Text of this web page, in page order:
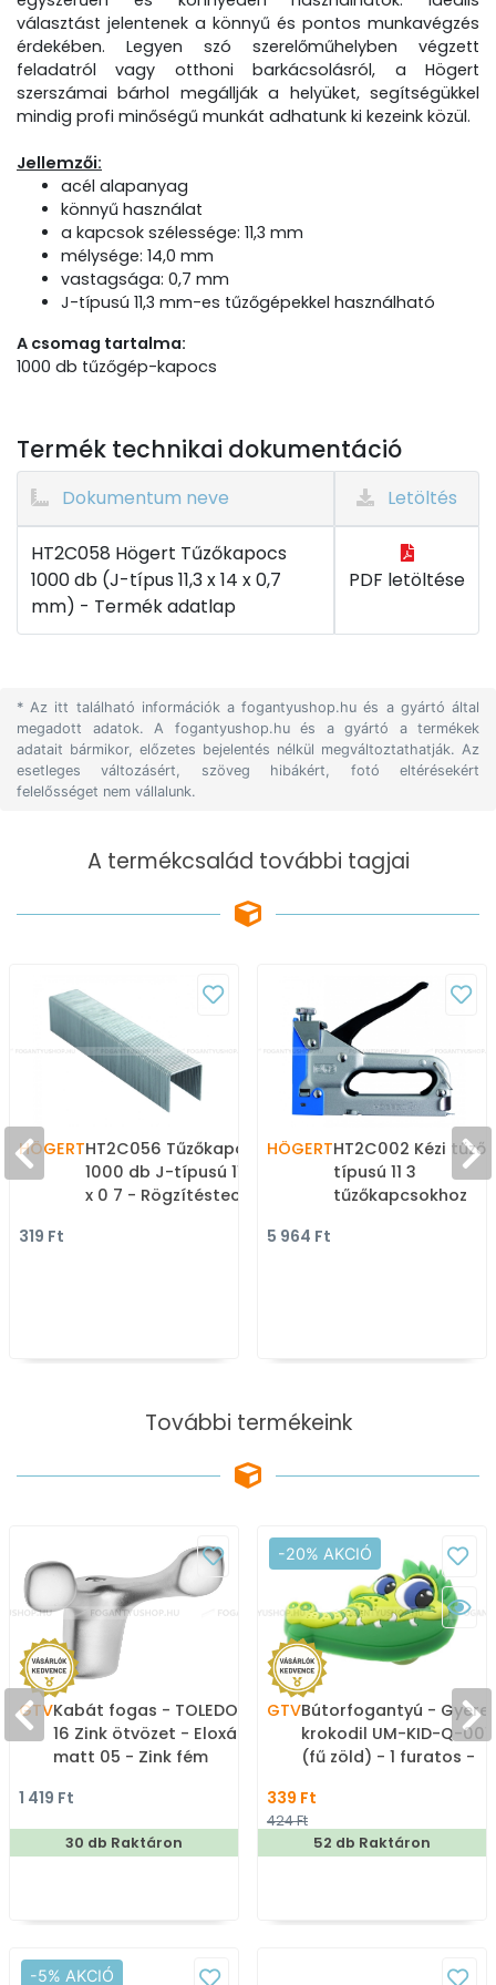
választást jelentenek a könnyű és pontos munkavégzés
érdekében. Legyen szó szerelőműhelyben végzett
feladatról vagy otthoni barkácsolásról, a Högert
szerszámai bárhol megállják a helyüket, segítségükkel
mindig profi minőségű munkát adhatunk ki kezeink közül.
Jellemzői:
acél alapanyag
könnyű használat
a kapcsok szélessége: 11,3 mm
mélysége: 14,0 mm
vastagsága: 0,7 mm
J-típusú 11,3 mm-es tűzőgépekkel használható
A csomag tartalma:
1000 db tűzőgép-kapocs
Termék technikai dokumentáció
Dokumentum neve Letöltés
HT2C058 Högert Tűzőkapocs
1000 db (J-típus 11,3 x 14 x 0,7
mm) - Termék adatlap
PDF letöltése
* Az itt található információk a fogantyushop.hu és a gyártó által
megadott adatok. A fogantyushop.hu és a gyártó a termékek
adatait bármikor, előzetes bejelentés nélkül megváltoztathatják. Az
esetleges változásért, szöveg hibákért, fotó eltérésekért
felelősséget nem vállalunk.
A termékcsalád további tagjai
HÖGERTHT2C056 Tűzőkapocs
1000 db J-típusú 11 3 x 12
x 0 7 - Rögzítéstechnika:
319 Ft
HÖGERTHT2C002 Kézi
típusú 11 3
tűzőkapcsokhoz
5 964 Ft
További termékeink
GTVKabát fogas - TOLEDO B0
16 Zink ötvözet - Eloxált
matt 05 - Zink fém
fogas
1 419 Ft
30 db Raktáron
-20% AKCIÓ
GTVBútorfogantyú -
krokodil UM-KID-Q-001
(fű zöld) - 1 furatos -
Mesefigurás, állatos
gyerekbútor fogantyú
339 Ft
424 Ft
52 db Raktáron
-5% AKCIÓ